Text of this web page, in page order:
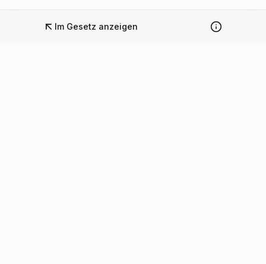
Im Gesetz anzeigen